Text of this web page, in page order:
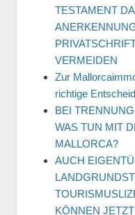
TESTAMENT
VERMEIDEN
Zur
richtige
BEI
WAS TUN MIT
MALLORCA?
AUCH
KÖNNEN